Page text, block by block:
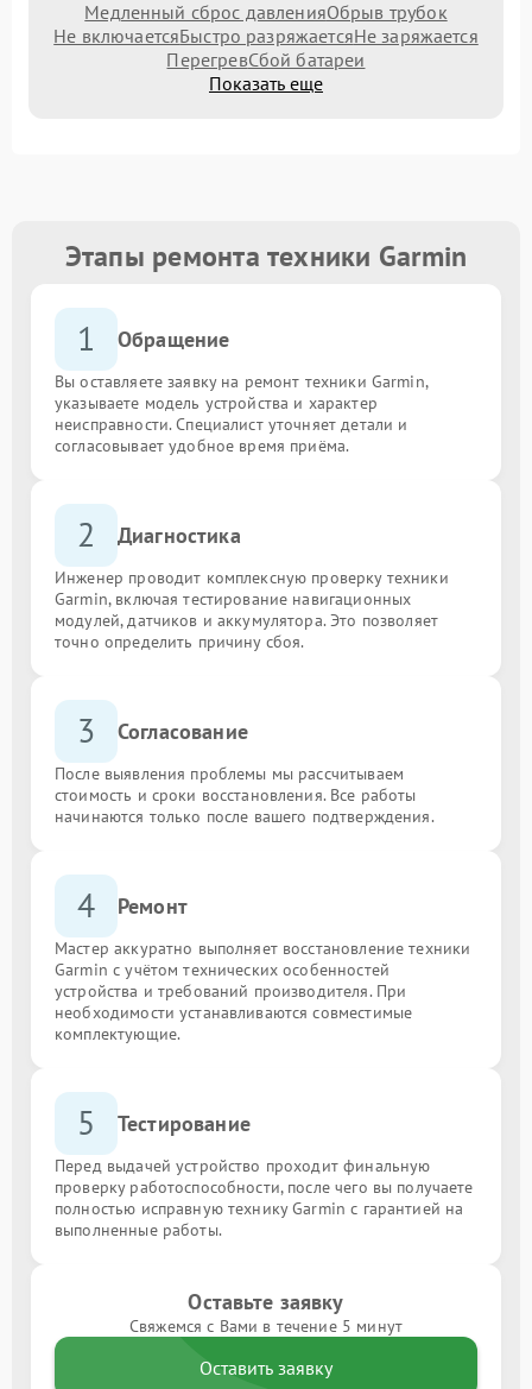
Медленный сброс давленияОбрыв трубок
Не включаетсяБыстро разряжаетсяНе заряжается
ПерегревСбой батареи
Показать еще
Этапы ремонта техники Garmin
1 Обращение
Вы оставляете заявку на ремонт техники Garmin,
указываете модель устройства и характер
неисправности. Специалист уточняет детали и
согласовывает удобное время приёма.
2 Диагностика
Инженер проводит комплексную проверку техники
Garmin, включая тестирование навигационных
модулей, датчиков и аккумулятора. Это позволяет
точно определить причину сбоя.
3 Согласование
После выявления проблемы мы рассчитываем
стоимость и сроки восстановления. Все работы
начинаются только после вашего подтверждения.
4 Ремонт
Мастер аккуратно выполняет восстановление техники
Garmin с учётом технических особенностей
устройства и требований производителя. При
необходимости устанавливаются совместимые
комплектующие.
5 Тестирование
Перед выдачей устройство проходит финальную
проверку работоспособности, после чего вы получаете
полностью исправную технику Garmin с гарантией на
выполненные работы.
Оставьте заявку
Свяжемся с Вами в течение 5 минут
Оставить заявку